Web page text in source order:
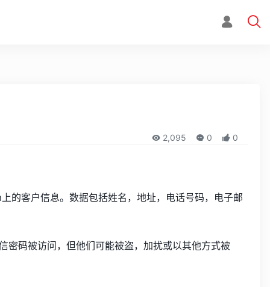
2,095 0 0
客户信息。数据包括姓名，地址，电话号码，电子邮
码被访问，但他们可能被盗，加扰或以其他方式被